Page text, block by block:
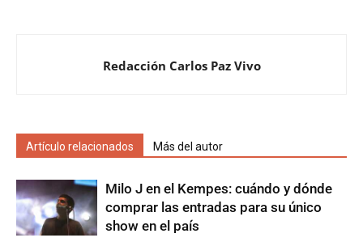
Redacción Carlos Paz Vivo
Artículo relacionados Más del autor
Milo J en el Kempes: cuándo y dónde
comprar las entradas para su único
show en el país